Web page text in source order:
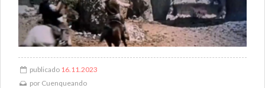
publicado 16.11.2023
por Cuenqueando